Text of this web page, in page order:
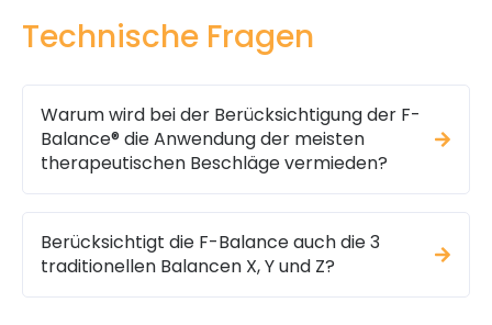
Technische Fragen
Warum wird bei der Berücksichtigung der F-
Balance® die Anwendung der meisten
therapeutischen Beschläge vermieden?
Berücksichtigt die F-Balance auch die 3
traditionellen Balancen X, Y und Z?